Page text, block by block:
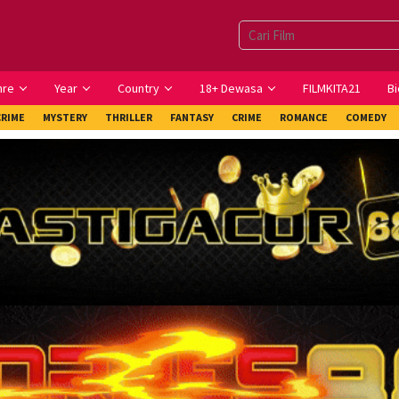
Year Country 18+ Dewasa FILMKITA21
MYSTERY THRILLER FANTASY CRIME ROMANCE COMEDY